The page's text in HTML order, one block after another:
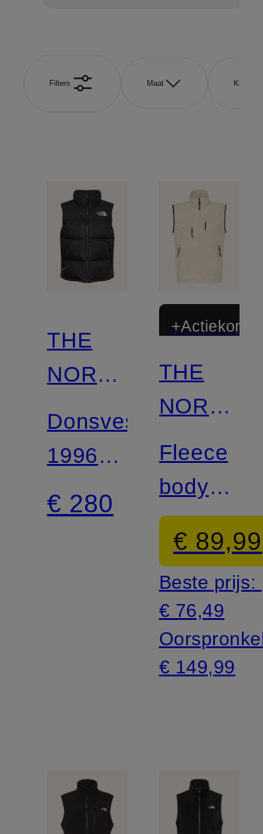
Filters Maat Kleur
THE
NORTH
FACE
Donsvest
1996
RETRO
€ 280
THE
NORTH
FACE
Fleece
RETRO
DENALI
€ 89,99
Beste prijs:
€ 76,49
€ 149,99